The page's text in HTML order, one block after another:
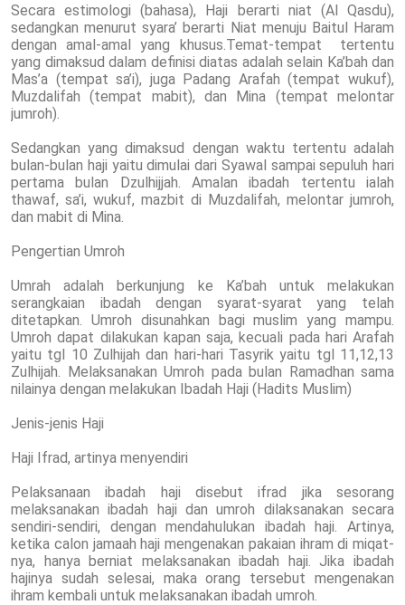
Secara estimologi (bahasa), Haji berarti niat (Al Qasdu),
sedangkan menurut syara’ berarti Niat menuju Baitul Haram
dengan amal-amal yang khusus.Temat-tempat tertentu
yang dimaksud dalam definisi diatas adalah selain Ka’bah dan
Mas’a (tempat sa’i), juga Padang Arafah (tempat wukuf),
Muzdalifah (tempat mabit), dan Mina (tempat melontar
jumroh).
Sedangkan yang dimaksud dengan waktu tertentu adalah
bulan-bulan haji yaitu dimulai dari Syawal sampai sepuluh hari
pertama bulan Dzulhijjah. Amalan ibadah tertentu ialah
thawaf, sa’i, wukuf, mazbit di Muzdalifah, melontar jumroh,
dan mabit di Mina.
Pengertian Umroh
Umrah adalah berkunjung ke Ka’bah untuk melakukan
serangkaian ibadah dengan syarat-syarat yang telah
ditetapkan. Umroh disunahkan bagi muslim yang mampu.
Umroh dapat dilakukan kapan saja, kecuali pada hari Arafah
yaitu tgl 10 Zulhijah dan hari-hari Tasyrik yaitu tgl 11,12,13
Zulhijah. Melaksanakan Umroh pada bulan Ramadhan sama
nilainya dengan melakukan Ibadah Haji (Hadits Muslim)
Jenis-jenis Haji
Haji Ifrad, artinya menyendiri
Pelaksanaan ibadah haji disebut ifrad jika sesorang
melaksanakan ibadah haji dan umroh dilaksanakan secara
sendiri-sendiri, dengan mendahulukan ibadah haji. Artinya,
ketika calon jamaah haji mengenakan pakaian ihram di miqat-
nya, hanya berniat melaksanakan ibadah haji. Jika ibadah
hajinya sudah selesai, maka orang tersebut mengenakan
ihram kembali untuk melaksanakan ibadah umroh.